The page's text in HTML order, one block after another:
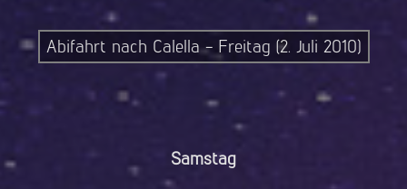
Abifahrt nach Calella - Freitag (2. Juli 2010)
Samstag